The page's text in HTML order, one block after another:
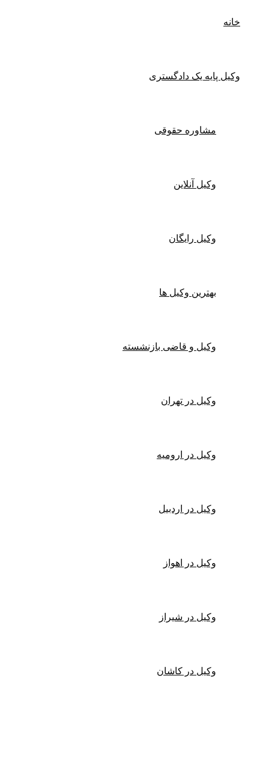
پایه یک دادگستری
مشاوره حقوقی
وکیل آنلاین
وکیل رایگان
بهترین وکیل ها
وکیل و قاضی بازنشسته
وکیل در تهران
وکیل در ارومیه
وکیل در اردبیل
وکیل در اهواز
وکیل در شیراز
وکیل در کاشان